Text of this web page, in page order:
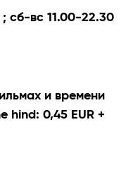
сб-вс 11.00-22.30
и времени
hind: 0,45 EUR +